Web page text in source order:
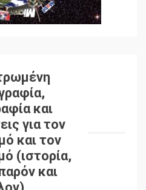
και
για τον
και τον
(ιστορία,
και